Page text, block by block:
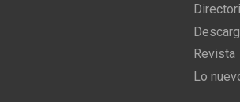
Revista
Lo